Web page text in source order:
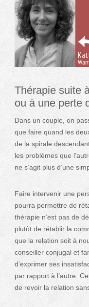
Thérapie suite
ou à une perte
Dans un couple, on
que faire quand les
de la spirale
les problèmes que
ne s’agit plus d’une
Faire intervenir une
pourra permettre de
thérapie n’est pas de
plutôt de rétablir la
que la relation soit à
conseiller conjugal et
d’exprimer ses
par rapport à l’autre.
de revoir la relation